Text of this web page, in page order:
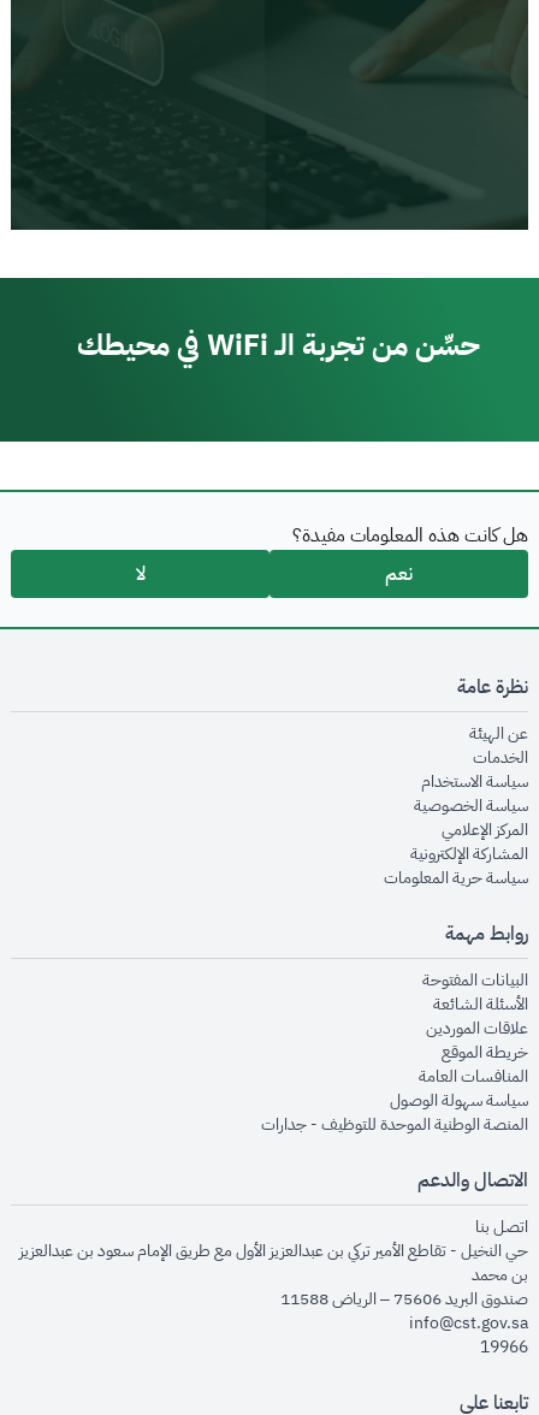
حسِّن من تجربة الـ WiFi في محيطك
هل كانت هذه المعلومات مفيدة؟
نعم
لا
نظرة عامة
عن الهيئةopens in new window
الخدماتopens in new window
سياسة الاستخدام
سياسة الخصوصيةopens in new window
المركز الإعلاميopens in new window
المشاركة الإلكترونيةopens in new window
سياسة حرية المعلوماتopens in new window
روابط مهمة
البيانات المفتوحةopens in new window
الأسئلة الشائعةopens in new window
علاقات الموردينopens in new window
خريطة الموقعopens in new window
المنافسات العامةopens in new window
سياسة سهولة الوصولopens in new window
المنصة الوطنية الموحدة للتوظيف - جداراتopens in new window
الاتصال والدعم
اتصل بنا
حي النخيل - تقاطع الأمير تركي بن عبدالعزيز الأول مع طريق الإمام سعود بن عبدالعزيز
بن محمد
صندوق البريد 75606 – الرياض 11588
info@cst.gov.sa
19966
تابعنا على